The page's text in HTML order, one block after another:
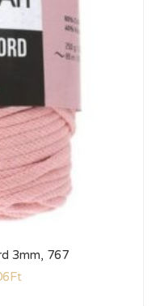
3mm, 767
Ft